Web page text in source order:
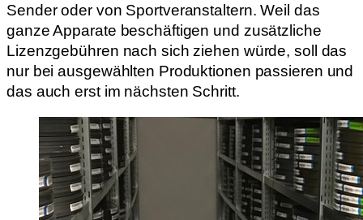
Sender oder von Sportveranstaltern. Weil das
ganze Apparate beschäftigen und zusätzliche
Lizenzgebühren nach sich ziehen würde, soll das
nur bei ausgewählten Produktionen passieren und
das auch erst im nächsten Schritt.